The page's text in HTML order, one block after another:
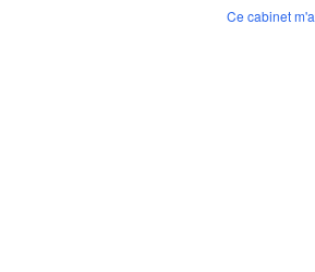
Ce cabinet